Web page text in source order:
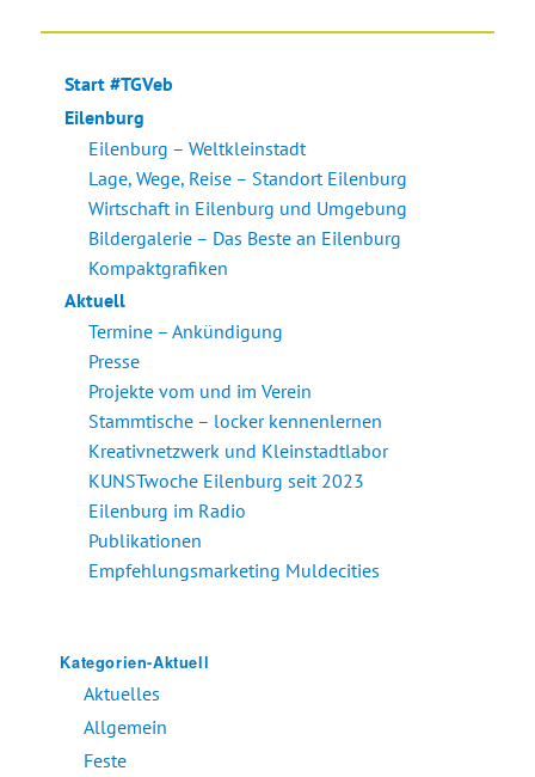
Start #TGVeb
Eilenburg
Eilenburg – Weltkleinstadt
Lage, Wege, Reise – Standort Eilenburg
Wirtschaft in Eilenburg und Umgebung
Bildergalerie – Das Beste an Eilenburg
Kompaktgrafiken
Aktuell
Termine – Ankündigung
Presse
Projekte vom und im Verein
Stammtische – locker kennenlernen
Kreativnetzwerk und Kleinstadtlabor
KUNSTwoche Eilenburg seit 2023
Eilenburg im Radio
Publikationen
Empfehlungsmarketing Muldecities
Kategorien-Aktuell
Aktuelles
Allgemein
Feste